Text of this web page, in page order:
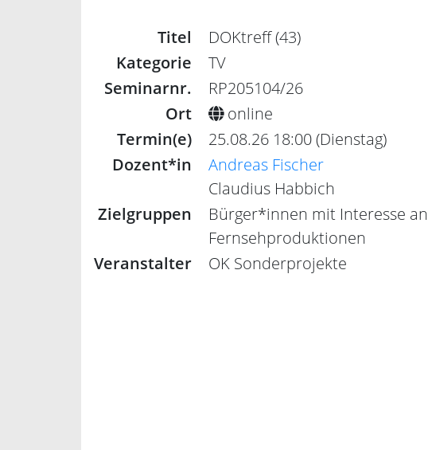
Titel
DOKtreff (43)
Kategorie
TV
Seminarnr.
RP205104/26
Ort
online
Termin(e)
25.08.26 18:00 (Dienstag)
Dozent*in
Andreas Fischer
Claudius Habbich
Zielgruppen
Bürger*innen mit Interesse an
Fernsehproduktionen
Veranstalter
OK Sonderprojekte